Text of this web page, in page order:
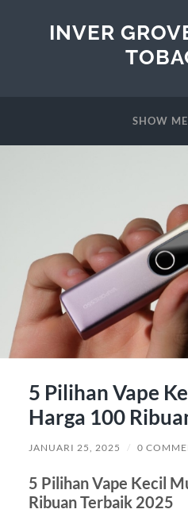
INVER
SHOW
5 Pilihan Vape
Harga 100
JANUARI 25, 2025 / 0
5 Pilihan Vape Kecil
Ribuan Terbaik 2025